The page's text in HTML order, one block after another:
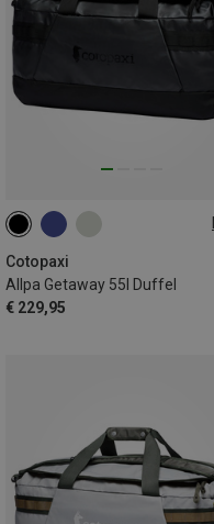
Cotopaxi
Allpa Getaway 55l Duffel
€ 229,95
55L